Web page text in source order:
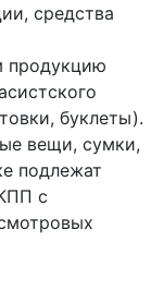
средства
продукцию
буклеты).
вещи, сумки,
подлежат
с